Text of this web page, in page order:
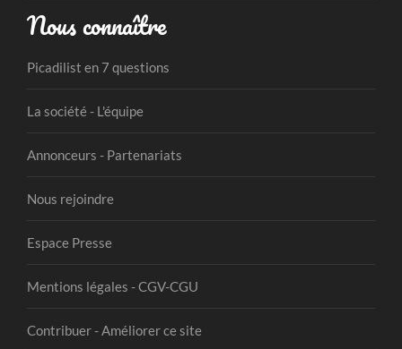
Nous connaître
Picadilist en 7 questions
La société - L'équipe
Annonceurs - Partenariats
Nous rejoindre
Espace Presse
Mentions légales - CGV-CGU
Contribuer - Améliorer ce site